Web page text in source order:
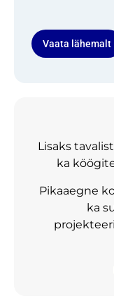
Vaata lähemalt
Lisaks
ka
Pikaaegne
ka